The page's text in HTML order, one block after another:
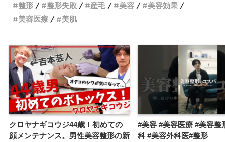
整形
整形失敗 産毛 美容
美容効果
美容医療
美肌
クロヤナギコウジ44歳！初めての
顔メンテナンス。男性美容整形の新
#美容 #美容医療 #美容整
科 #美容外科医#整形